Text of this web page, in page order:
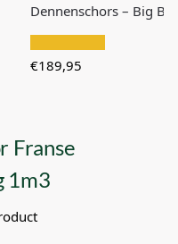
Dennenschors – Big
€189,95
Franse
1m3